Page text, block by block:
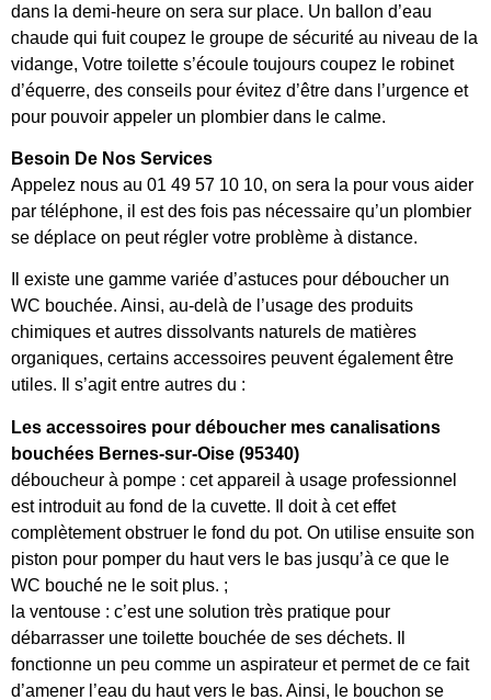
dans la demi-heure on sera sur place. Un ballon d’eau
chaude qui fuit coupez le groupe de sécurité au niveau de la
vidange, Votre toilette s’écoule toujours coupez le robinet
d’équerre, des conseils pour évitez d’être dans l’urgence et
pour pouvoir appeler un plombier dans le calme.
Besoin De Nos Services
Appelez nous au 01 49 57 10 10, on sera la pour vous aider
par téléphone, il est des fois pas nécessaire qu’un plombier
se déplace on peut régler votre problème à distance.
Il existe une gamme variée d’astuces pour déboucher un
WC bouchée. Ainsi, au-delà de l’usage des produits
chimiques et autres dissolvants naturels de matières
organiques, certains accessoires peuvent également être
utiles. Il s’agit entre autres du :
Les accessoires pour déboucher mes canalisations
bouchées Bernes-sur-Oise (95340)
déboucheur à pompe : cet appareil à usage professionnel
est introduit au fond de la cuvette. Il doit à cet effet
complètement obstruer le fond du pot. On utilise ensuite son
piston pour pomper du haut vers le bas jusqu’à ce que le
WC bouché ne le soit plus. ;
la ventouse : c’est une solution très pratique pour
débarrasser une toilette bouchée de ses déchets. Il
fonctionne un peu comme un aspirateur et permet de ce fait
d’amener l’eau du haut vers le bas. Ainsi, le bouchon se